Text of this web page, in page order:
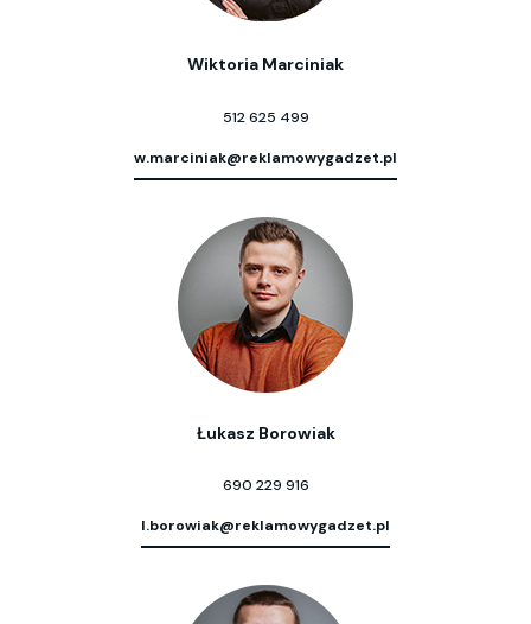
Wiktoria Marciniak
512 625 499
w.marciniak@reklamowygadzet.pl
Łukasz Borowiak
690 229 916
l.borowiak@reklamowygadzet.pl